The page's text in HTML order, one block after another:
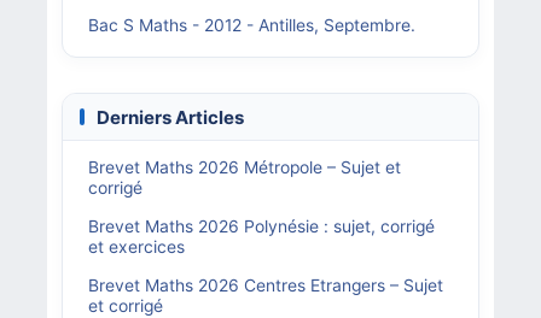
Bac S Maths - 2012 - Antilles, Septembre.
Derniers Articles
Brevet Maths 2026 Métropole – Sujet et
corrigé
Brevet Maths 2026 Polynésie : sujet, corrigé
et exercices
Brevet Maths 2026 Centres Etrangers – Sujet
et corrigé